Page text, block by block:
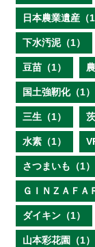
日本農業遺産（1
下水汚泥（1）
豆苗（1）
国土強靭化（1）
三生（1）
水素（1）
さつまいも（1）
ＧＩＮＺＡＦＡ
ダイキン（1）
山本彩花園（1）